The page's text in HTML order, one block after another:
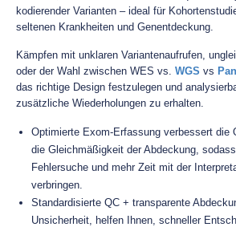
kodierender Varianten – ideal für
seltenen Krankheiten und Genentdeckung.
Kämpfen mit unklaren Variantenaufrufen,
oder der Wahl zwischen WES vs. WGS vs
das richtige Design festzulegen und
zusätzliche Wiederholungen zu erhalten.
Optimierte Exom-Erfassung verbessert die
die Gleichmäßigkeit der Abdeckung,
Fehlersuche und mehr Zeit mit der
verbringen.
Standardisierte QC + transparente
Unsicherheit, helfen Ihnen, schneller